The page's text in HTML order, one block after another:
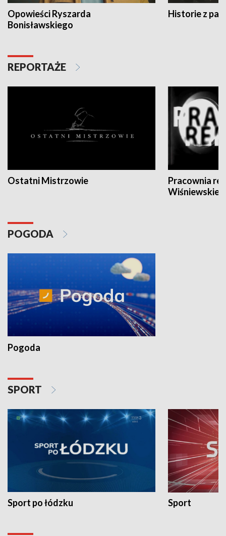
Opowieści Ryszarda
Bonisławskiego
Historie z
REPORTAŻE
Ostatni Mistrzowie
Pracownia
POGODA
Pogoda
SPORT
Sport po łódzku Sport